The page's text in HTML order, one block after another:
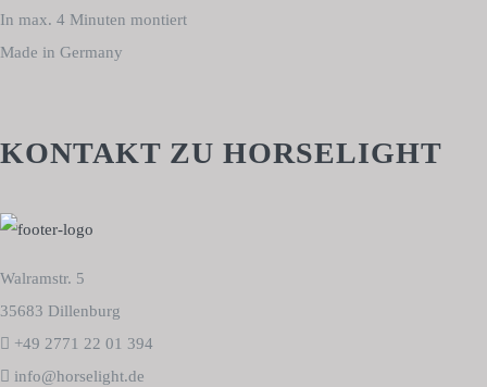
In max. 4 Minuten montiert
Made in Germany
KONTAKT ZU HORSELIGHT
Walramstr. 5
35683 Dillenburg
+49 2771 22 01 394
info@horselight.de